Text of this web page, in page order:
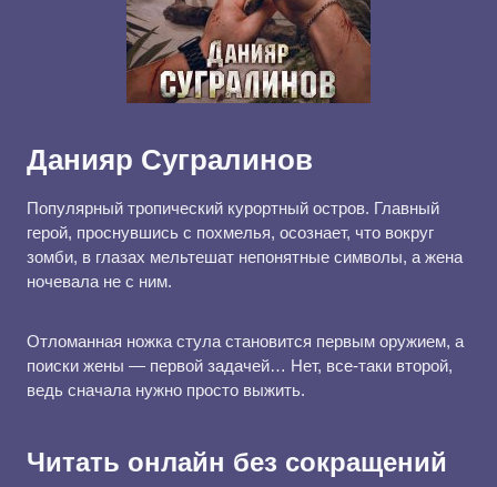
Данияр Сугралинов
Популярный тропический курортный остров. Главный
герой, проснувшись с похмелья, осознает, что вокруг
зомби, в глазах мельтешат непонятные символы, а жена
ночевала не с ним.
Отломанная ножка стула становится первым оружием, а
поиски жены — первой задачей… Нет, все-таки второй,
ведь сначала нужно просто выжить.
Читать онлайн без сокращений